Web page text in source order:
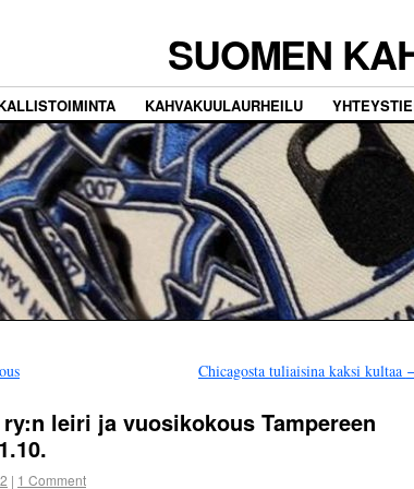
SUOMEN
KAHVAKUULAURHEILU
Chicagosta tuliaisina kaksi kultaa
leiri ja vuosikokous Tampereen
| 1 Comment